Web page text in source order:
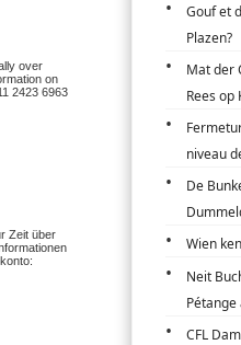
Gouf et
Plazen?
Mat der
Rees op
niveau
De
Wien
Neit
Pétange
CFL